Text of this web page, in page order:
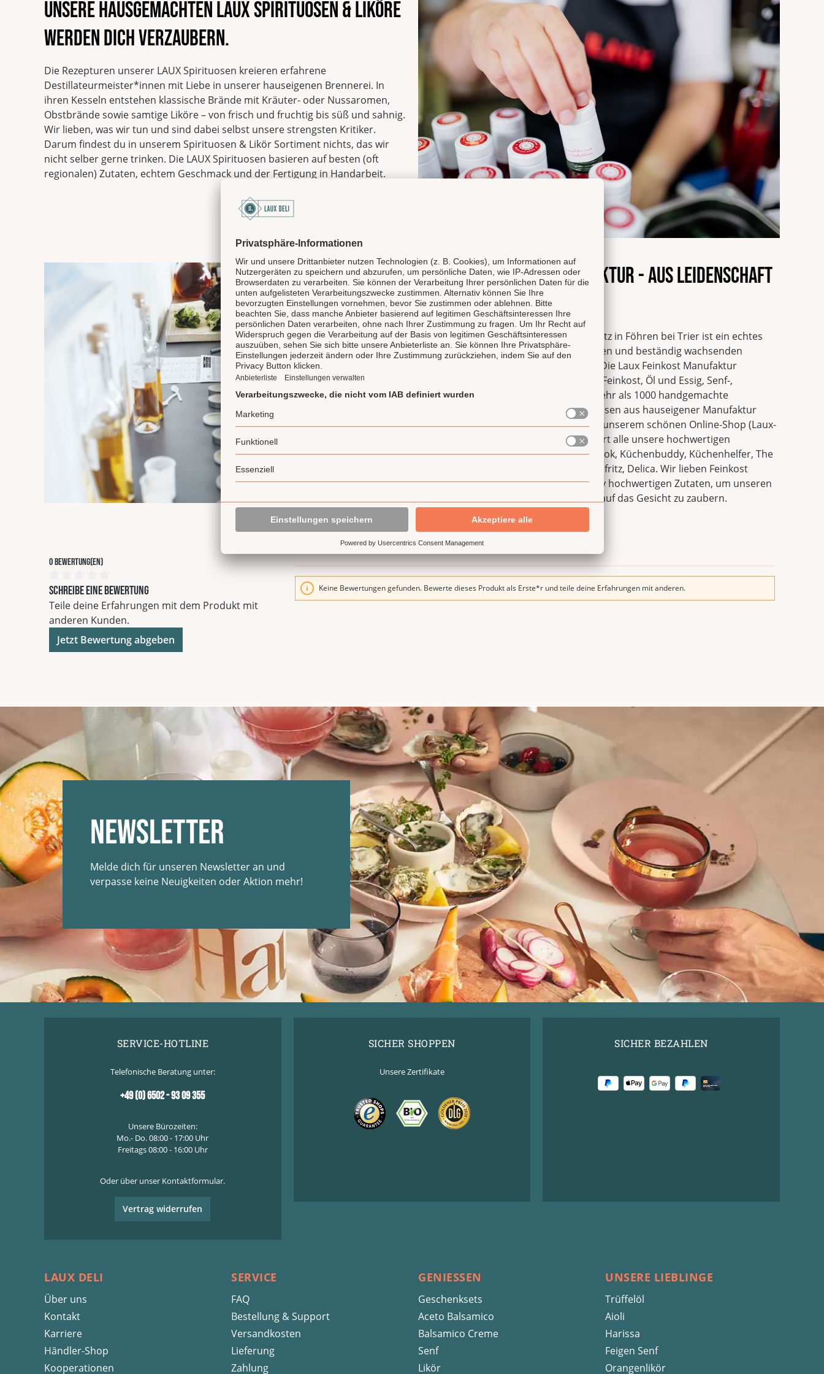
Deutschland
EAN
4013149170479
Glutenfrei
Alkoholgehalt
Unsere hausgemachten LAUX Spirituosen & Liköre
werden dich verzaubern.
Die Rezepturen unserer LAUX Spirituosen kreieren erfahrene
Destillateurmeister*innen mit Liebe in unserer hauseigenen Brennerei. In
ihren Kesseln entstehen klassische Brände mit Kräuter- oder Nussaromen,
Obstbrände sowie samtige Liköre – von frisch und fruchtig bis süß und sahnig.
Wir lieben, was wir tun und sind dabei selbst unsere strengsten Kritiker.
Darum findest du in unserem Spirituosen & Likör Sortiment nichts, das wir
nicht selber gerne trinken. Die LAUX Spirituosen basieren auf besten (oft
regionalen) Zutaten, echtem Geschmack und der Fertigung in Handarbeit.
Die LAUX Feinkost Manufaktur - Aus Leidenschaft
für Genuss und Qualität
Unsere LAUX Feinkost Manufaktur mit Sitz in Föhren bei Trier ist ein echtes
Highlight und gehört zu den innovativsten und beständig wachsenden
Feinkostmanufakturen in Deutschland. Die Laux Feinkost Manufaktur
produziert handgemachte hochwertige Feinkost, Öl und Essig, Senf-,
Gewürzmischungen und Spirituosen. Mehr als 1000 handgemachte
Delikatessen und preisgekrönte Spirituosen aus hauseigener Manufaktur
werden hier mit Liebe zubereitet und in unserem schönen Online-Shop (Laux-
Deli) vertrieben. Der LAUX Deli Shop führt alle unsere hochwertigen
Eigenmarken, wie die Rittergut Valenbrook, Küchenbuddy, Küchenhelfer, The
Deli Garage, Bellezini, Lapp&Fao, Saucenfritz, Delica. Wir lieben Feinkost
Produkte und arbeiten nur mit qualitativ hochwertigen Zutaten, um unseren
Kunden mit jedem Produkt ein Lächeln auf das Gesicht zu zaubern.
0 Bewertung(en)
Durchschnittliche Bewertung von 0 von 5 Sternen
Schreibe eine Bewertung
Teile deine Erfahrungen mit dem Produkt mit
anderen Kunden.
Jetzt Bewertung abgeben
Keine Bewertungen gefunden. Bewerte dieses Produkt als Erste*r und teile deine Erfahrungen mit anderen.
Newsletter
Melde dich für unseren Newsletter an und
verpasse keine Neuigkeiten oder Aktion mehr!
SERVICE-HOTLINE
Telefonische Beratung unter:
+49 (0) 6502 - 93 09 355
Unsere Bürozeiten:
Mo.- Do. 08:00 - 17:00 Uhr
Freitags 08:00 - 16:00 Uhr
Oder über unser Kontaktformular.
Vertrag widerrufen
SICHER SHOPPEN
Unsere Zertifikate
SICHER BEZAHLEN
LAUX DELI
Über uns
Kontakt
Karriere
Händler-Shop
Kooperationen
SERVICE
FAQ
Bestellung & Support
Versandkosten
Lieferung
Zahlung
GENIESSEN
Geschenksets
Aceto Balsamico
Balsamico Creme
Senf
Likör
UNSERE LIEBLINGE
Trüffelöl
Aioli
Harissa
Feigen Senf
Orangenlikör